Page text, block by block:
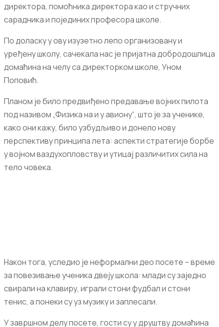
директора, помоћника директора као и стручних
сарадника и појединих професора школе.
По доласку у ову изузетно лепо организовану и
уређену школу, сачекала нас је пријатна добродошлица
домаћина на челу са директорком школе, Уном
Поповић.
Планом је било предвиђено предавање војних пилота
под називом „Физика на и у авиону“, што је за ученике,
како они кажу, било узбудљиво и донело нову
перспективу принципа лета: аспекти стратегије борбе
у војном ваздухопловству и утицај различитих сила на
тело човека.
Након тога, уследио је неформални део посете – време
за повезивање ученика двеју школа: млади су заједно
свирали на клавиру, играли стони фудбал и стони
тенис, а понеки су уз музику и заплесали.
У завршном делу посете, гости су у друштву домаћина